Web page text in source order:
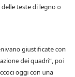
teste di legno o
giustificate con
dei quadri”, poi
oggi con una